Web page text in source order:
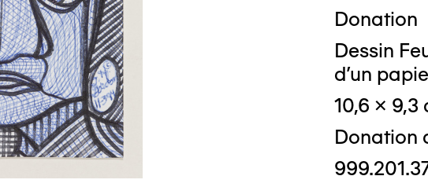
Donation
Dessin
d'un
10,6 x 9,3
Donation